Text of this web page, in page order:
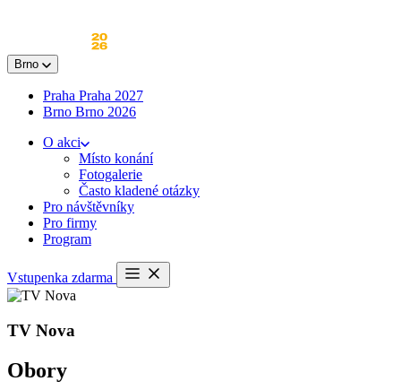
Brno
Praha Praha 2027
Brno Brno 2026
O akci
Místo konání
Fotogalerie
Často kladené otázky
Pro návštěvníky
Pro firmy
Program
Vstupenka zdarma
Otevřít
menu
TV Nova
Obory